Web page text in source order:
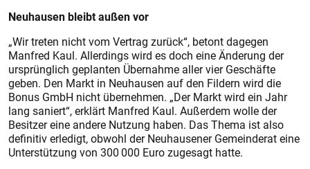
Neuhausen bleibt außen vor
„Wir treten nicht vom Vertrag zurück“, betont dagegen
Manfred Kaul. Allerdings wird es doch eine Änderung der
ursprünglich geplanten Übernahme aller vier Geschäfte
geben. Den Markt in Neuhausen auf den Fildern wird die
Bonus GmbH nicht übernehmen. „Der Markt wird ein Jahr
lang saniert“, erklärt Manfred Kaul. Außerdem wolle der
Besitzer eine andere Nutzung haben. Das Thema ist also
definitiv erledigt, obwohl der Neuhausener Gemeinderat eine
Unterstützung von 300 000 Euro zugesagt hatte.